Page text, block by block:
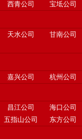
西青公司 宝坻公司
天水公司 甘南公司
嘉兴公司 杭州公司
昌江公司 海口公司
五指山公司 东方公司